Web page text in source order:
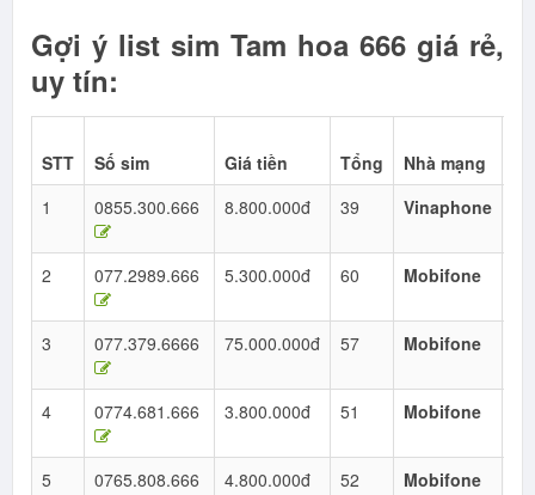
Gợi ý list sim Tam hoa 666 giá rẻ,
uy tín:
STT Số sim Giá tiền Tổng Nhà mạng
1
0855.300.666 8.800.000đ 39 Vinaphone
2
077.2989.666 5.300.000đ 60 Mobifone
3
077.379.6666 75.000.000đ 57 Mobifone
4
0774.681.666 3.800.000đ 51 Mobifone
5
0765.808.666 4.800.000đ 52 Mobifone